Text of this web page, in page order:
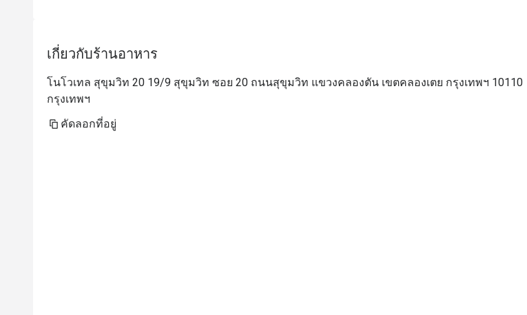
เกี่ยวกับร้านอาหาร
โนโวเทล สุขุมวิท 20 19/9 สุขุมวิท ซอย 20 ถนนสุขุมวิท แขวงคลองตัน เขตคลองเตย กรุงเทพฯ 10110
กรุงเทพฯ
คัดลอกที่อยู่